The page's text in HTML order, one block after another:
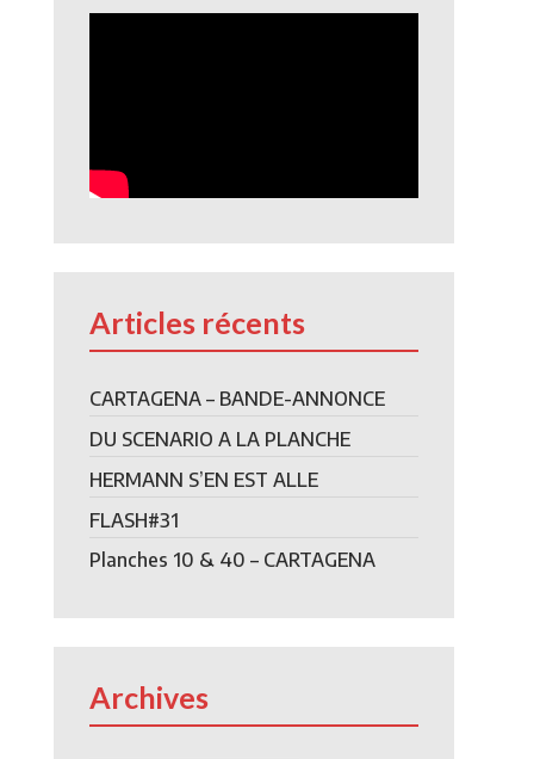
Articles récents
CARTAGENA – BANDE-ANNONCE
DU SCENARIO A LA PLANCHE
HERMANN S’EN EST ALLE
FLASH#31
Planches 10 & 40 – CARTAGENA
Archives